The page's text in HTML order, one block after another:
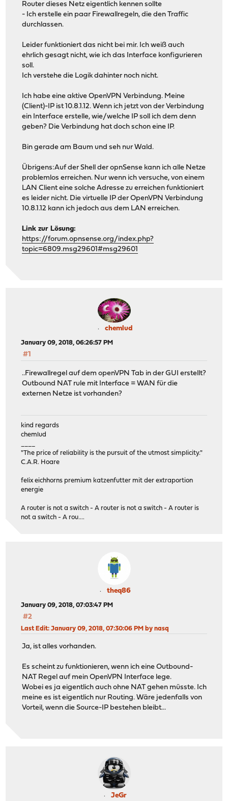
Router dieses Netz eigentlich kennen sollte
- Ich erstelle ein paar Firewallregeln, die den Traffic
durchlassen.
Leider funktioniert das nicht bei mir. Ich weiß auch
ehrlich gesagt nicht, wie ich das Interface konfigurieren
soll.
Ich verstehe die Logik dahinter noch nicht.
Ich habe eine aktive OpenVPN Verbindung. Meine
(Client)-IP ist 10.8.1.12. Wenn ich jetzt von der Verbindung
ein Interface erstelle, wie/welche IP soll ich dem denn
geben? Die Verbindung hat doch schon eine IP.
Bin gerade am Baum und seh nur Wald.
Übrigens:Auf der Shell der opnSense kann ich alle Netze
problemlos erreichen. Nur wenn ich versuche, von einem
LAN Client eine solche Adresse zu erreichen funktioniert
es leider nicht. Die virtuelle IP der OpenVPN Verbindung
10.8.1.12 kann ich jedoch aus dem LAN erreichen.
Link zur Lösung:
https://forum.opnsense.org/index.php?
topic=6809.msg29601#msg29601
chemlud
January 09, 2018, 06:26:57 PM
#1
..Firewallregel auf dem openVPN Tab in der GUI erstellt?
Outbound NAT rule mit Interface = WAN für die
externen Netze ist vorhanden?
kind regards
chemlud
"The price of reliability is the pursuit of the utmost simplicity."
C.A.R. Hoare
felix eichhorns premium katzenfutter mit der extraportion
energie
A router is not a switch - A router is not a switch - A router is
not a switch - A rou....
theq86
January 09, 2018, 07:03:47 PM
#2
Last Edit: January 09, 2018, 07:30:06 PM by nasq
Ja, ist alles vorhanden.
Es scheint zu funktionieren, wenn ich eine Outbound-
NAT Regel auf mein OpenVPN Interface lege.
Wobei es ja eigentlich auch ohne NAT gehen müsste. Ich
meine es ist eigentlich nur Routing. Wäre jedenfalls von
Vorteil, wenn die Source-IP bestehen bleibt...
JeGr